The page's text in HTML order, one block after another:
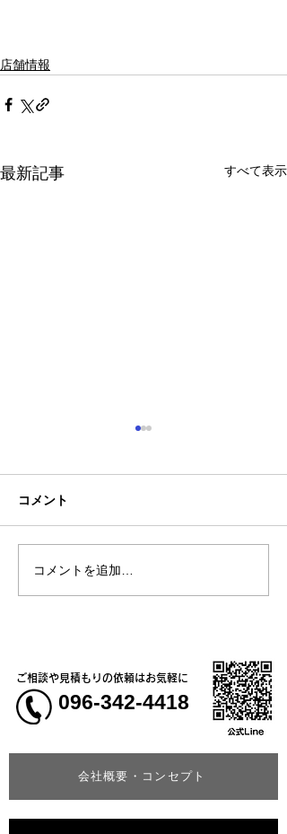
店舗情報
最新記事 すべて表示
臨時店休、時短営業のお
知らせ
コメント
コメントを追加…
会社概要・コンセプト
ご相談や見積もりの依頼はお気軽に
096-342-4418